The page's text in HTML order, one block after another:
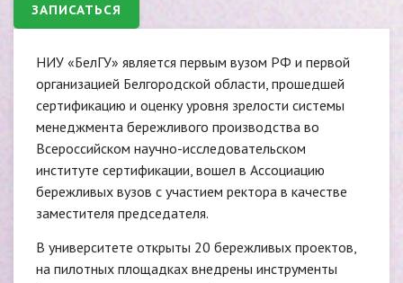
ЗАПИСАТЬСЯ
НИУ «БелГУ» является первым вузом РФ и первой
организацией Белгородской области, прошедшей
сертификацию и оценку уровня зрелости системы
менеджмента бережливого производства во
Всероссийском научно-исследовательском
институте сертификации, вошел в Ассоциацию
бережливых вузов с участием ректора в качестве
заместителя председателя.
В университете открыты 20 бережливых проектов,
на пилотных площадках внедрены инструменты